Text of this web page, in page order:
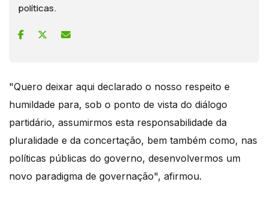
políticas.
"Quero deixar aqui declarado o nosso respeito e
humildade para, sob o ponto de vista do diálogo
partidário, assumirmos esta responsabilidade da
pluralidade e da concertação, bem também como, nas
políticas públicas do governo, desenvolvermos um
novo paradigma de governação", afirmou.